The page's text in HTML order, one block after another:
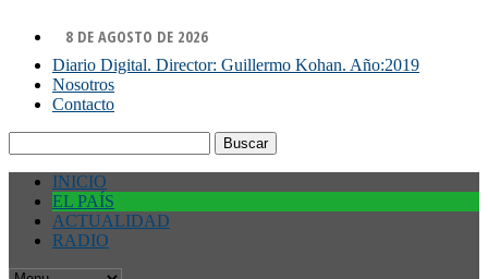
8 DE AGOSTO DE 2026
Diario Digital. Director: Guillermo Kohan. Año:2019
Nosotros
Contacto
INICIO
EL PAÍS
ACTUALIDAD
RADIO